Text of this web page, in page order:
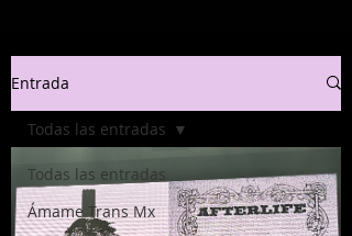
Entrada
Todas las entradas
Ámame Trans Mx
Todas las entradas